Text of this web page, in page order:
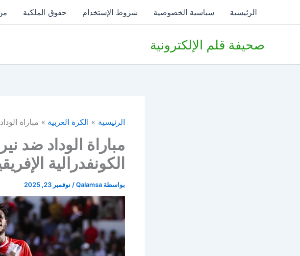
الرئيسية سياسية الخصوصية شروط الإستخدام حقوق الملكية
صحيفة قلم الإلكترونية
الرئيسية الكرة العربية مباراة
مباراة الوداد ضد
الكونفدرالية
بواسطة Qalamsa
/ نوفمبر 23, 2025